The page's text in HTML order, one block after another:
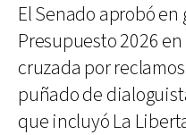
El Senado aprobó
Presupuesto 2026
cruzada por
puñado de
que incluyó La